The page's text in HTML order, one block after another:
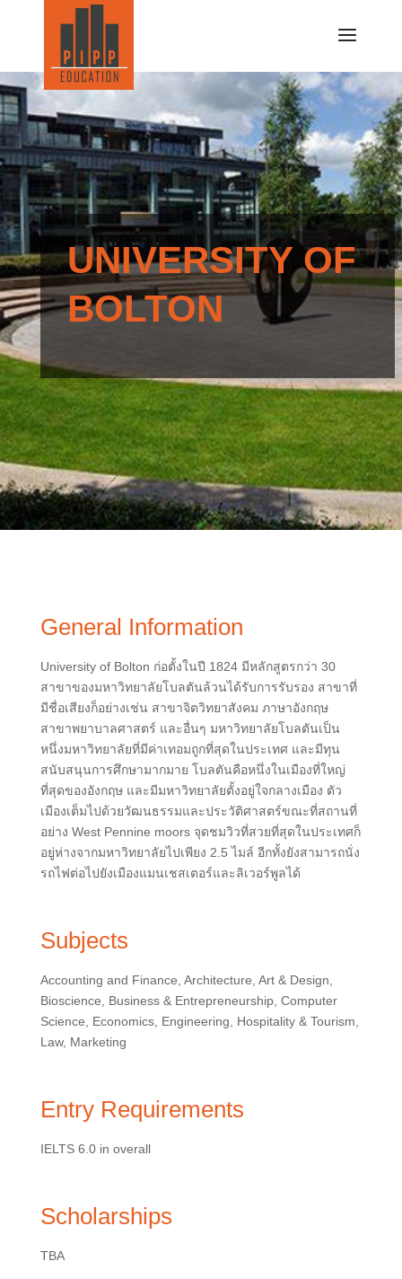
UNIVERSITY OF
BOLTON
General Information
University of Bolton ก่อตั้งในปี 1824 มีหลักสูตรกว่า 30
สาขาของมหาวิทยาลัยโบลตันล้วนได้รับการรับรอง สาขาที่
มีชื่อเสียงก็อย่างเช่น สาขาจิตวิทยาสังคม ภาษาอังกฤษ
สาขาพยาบาลศาสตร์ และอื่นๆ มหาวิทยาลัยโบลตันเป็น
หนึ่งมหาวิทยาลัยที่มีค่าเทอมถูกที่สุดในประเทศ และมีทุน
สนับสนุนการศึกษามากมาย โบลตันคือหนึ่งในเมืองที่ใหญ่
ที่สุดของอังกฤษ และมีมหาวิทยาลัยตั้งอยู่ใจกลางเมือง ตัว
เมืองเต็มไปด้วยวัฒนธรรมและประวัติศาสตร์ขณะที่สถานที่
อย่าง West Pennine moors จุดชมวิวที่สวยที่สุดในประเทศก็
อยู่ห่างจากมหาวิทยาลัยไปเพียง 2.5 ไมล์ อีกทั้งยังสามารถนั่ง
รถไฟต่อไปยังเมืองแมนเชสเตอร์และลิเวอร์พูลได้
Subjects
Accounting and Finance, Architecture, Art & Design,
Bioscience, Business & Entrepreneurship, Computer
Science, Economics, Engineering, Hospitality & Tourism,
Law, Marketing
Entry Requirements
IELTS 6.0 in overall
Scholarships
TBA